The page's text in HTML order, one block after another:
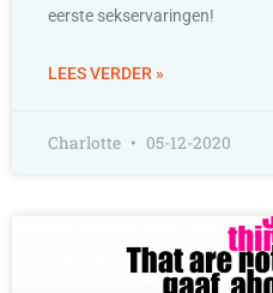
eerste sekservaringen!
LEES VERDER »
Charlotte 05-12-2020